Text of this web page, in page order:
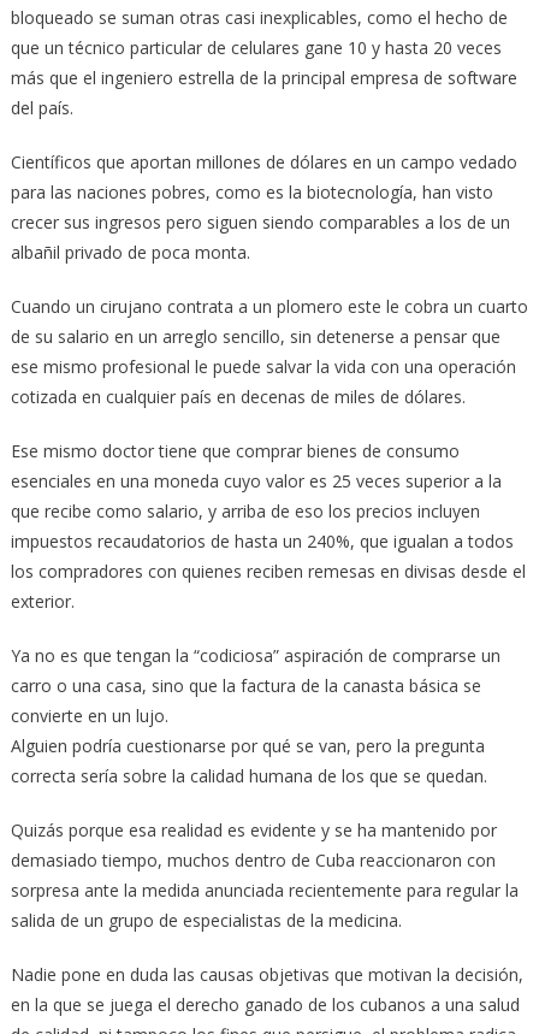
bloqueado se suman otras casi inexplicables, como el hecho de
que un técnico particular de celulares gane 10 y hasta 20 veces
más que el ingeniero estrella de la principal empresa de software
del país.
Científicos que aportan millones de dólares en un campo vedado
para las naciones pobres, como es la biotecnología, han visto
crecer sus ingresos pero siguen siendo comparables a los de un
albañil privado de poca monta.
Cuando un cirujano contrata a un plomero este le cobra un cuarto
de su salario en un arreglo sencillo, sin detenerse a pensar que
ese mismo profesional le puede salvar la vida con una operación
cotizada en cualquier país en decenas de miles de dólares.
Ese mismo doctor tiene que comprar bienes de consumo
esenciales en una moneda cuyo valor es 25 veces superior a la
que recibe como salario, y arriba de eso los precios incluyen
impuestos recaudatorios de hasta un 240%, que igualan a todos
los compradores con quienes reciben remesas en divisas desde el
exterior.
Ya no es que tengan la “codiciosa” aspiración de comprarse un
carro o una casa, sino que la factura de la canasta básica se
convierte en un lujo.
Alguien podría cuestionarse por qué se van, pero la pregunta
correcta sería sobre la calidad humana de los que se quedan.
Quizás porque esa realidad es evidente y se ha mantenido por
demasiado tiempo, muchos dentro de Cuba reaccionaron con
sorpresa ante la medida anunciada recientemente para regular la
salida de un grupo de especialistas de la medicina.
Nadie pone en duda las causas objetivas que motivan la decisión,
en la que se juega el derecho ganado de los cubanos a una salud